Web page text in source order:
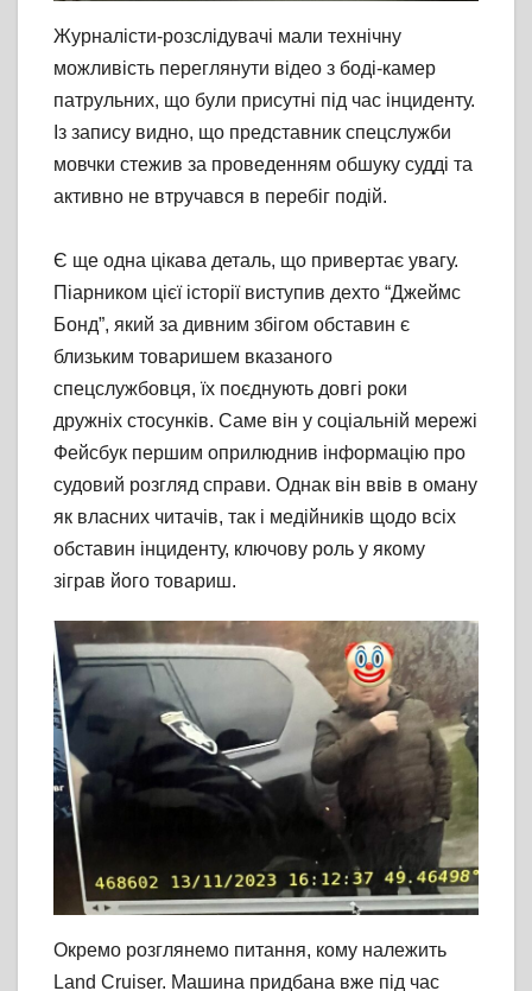
Журналісти-розслідувачі мали технічну
можливість переглянути відео з боді-камер
патрульних, що були присутні під час інциденту.
Із запису видно, що представник спецслужби
мовчки стежив за проведенням обшуку судді та
активно не втручався в перебіг подій.
Є ще одна цікава деталь, що привертає увагу.
Піарником цієї історії виступив дехто “Джеймс
Бонд”, який за дивним збігом обставин є
близьким товаришем вказаного
спецслужбовця, їх поєднують довгі роки
дружніх стосунків. Саме він у соціальній мережі
Фейсбук першим оприлюднив інформацію про
судовий розгляд справи. Однак він ввів в оману
як власних читачів, так і медійників щодо всіх
обставин інциденту, ключову роль у якому
зіграв його товариш.
Окремо розглянемо питання, кому належить
Land Cruiser. Машина придбана вже під час